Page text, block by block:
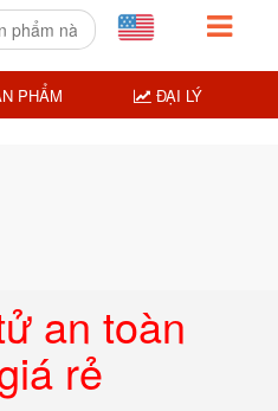
an toàn
rẻ
PHẨM ĐẠI LÝ